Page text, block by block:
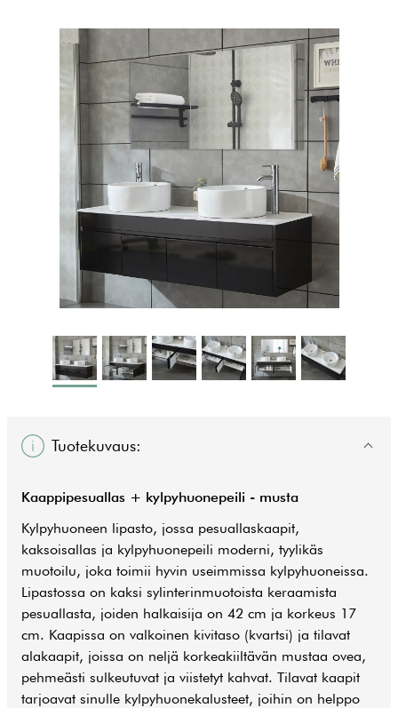
Tuotekuvaus:
Kaappipesuallas + kylpyhuonepeili - musta
Kylpyhuoneen lipasto, jossa pesuallaskaapit,
kaksoisallas ja kylpyhuonepeili moderni, tyylikäs
muotoilu, joka toimii hyvin useimmissa kylpyhuoneissa.
Lipastossa on kaksi sylinterinmuotoista keraamista
pesuallasta, joiden halkaisija on 42 cm ja korkeus 17
cm. Kaapissa on valkoinen kivitaso (kvartsi) ja tilavat
alakaapit, joissa on neljä korkeakiiltävän mustaa ovea,
pehmeästi sulkeutuvat ja viistetyt kahvat. Tilavat kaapit
tarjoavat sinulle kylpyhuonekalusteet, joihin on helppo